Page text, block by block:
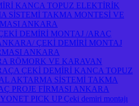
KANCA TOPUZ ELEKTİRİK
SİSTEMİ TAKMA MONTESİ VE
ANKARA
DEMİRİ MONTAJ /ARAÇ
ÇEKİ DEMİRİ MONTAJ
ANKARA
RÖMORK VE KARAVAN
ÇEKİ DEMİRİ KANCA TOPUZ
AKTARMA SİSTEMİ TAKMA
PROJE FİRMASI ANKARA
PICK UP Çeki demiri montajı